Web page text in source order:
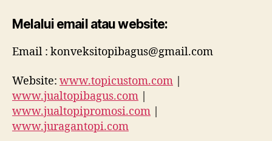
Melalui email atau website:
Email : konveksitopibagus@gmail.com
Website: www.topicustom.com |
www.jualtopibagus.com |
www.jualtopipromosi.com |
www.juragantopi.com